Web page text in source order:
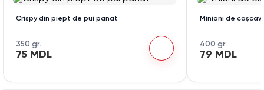
Crispy din piept de pui panat
350 gr.
75 MDL
Minioni de
400 gr.
79 MDL